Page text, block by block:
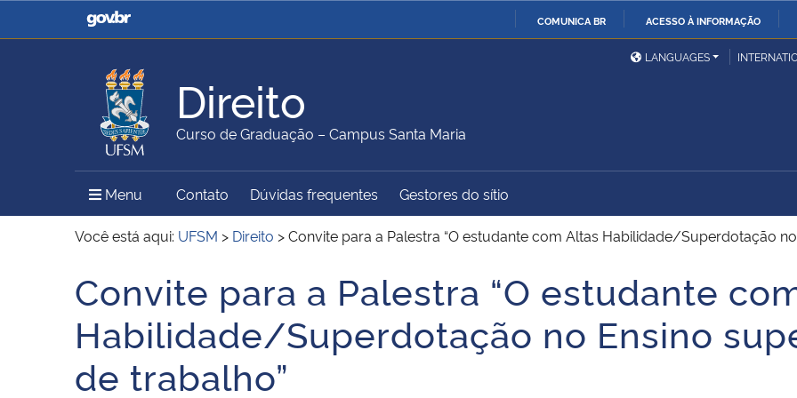
COMUNICA BR ACESSO À INFORMAÇÃO
Casa Civil
Ministério da Justiça e
Ministério da Defesa
Ministério das Relações
Exteriores
Ministério da Agricultura,
Pecuária e Abastecimento
Ministério da Educação
Ministério do Meio Ambiente Ministério do Turismo
Ministério do
Desenvolvimento Regional
União
Secretaria de Governo
Gabinete de Segurança
Institucional
Advocacia-Geral da União Banco Central do Brasil
LANGUAGES
Direito
Curso de Graduação – Campus Santa Maria
Menu Menu Principal do Sítio
Contato Dúvidas frequentes Gestores do sítio
Você está aqui: UFSM > Direito >Convite para a Palestra “O estudante com Altas Habilidade/Superdotação
Início do conteúdo
Convite para a Palestra “O estudante
Habilidade/Superdotação no Ensino
de trabalho”